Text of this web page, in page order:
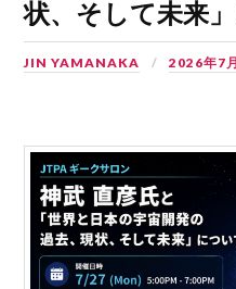
状、そして未来
JIN YAMANAKA 2026年7